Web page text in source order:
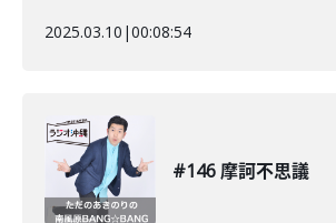
2025.03.10 |00:08:54
#146 摩訶不思議